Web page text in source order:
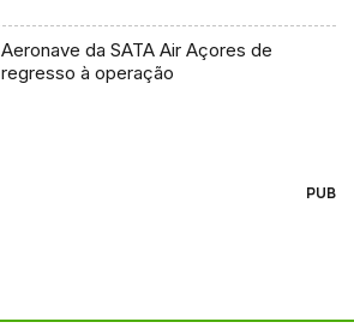
Aeronave da SATA Air Açores de
regresso à operação
PUB